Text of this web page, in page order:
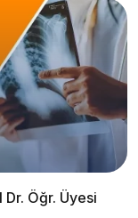
Öğr. Üyesi